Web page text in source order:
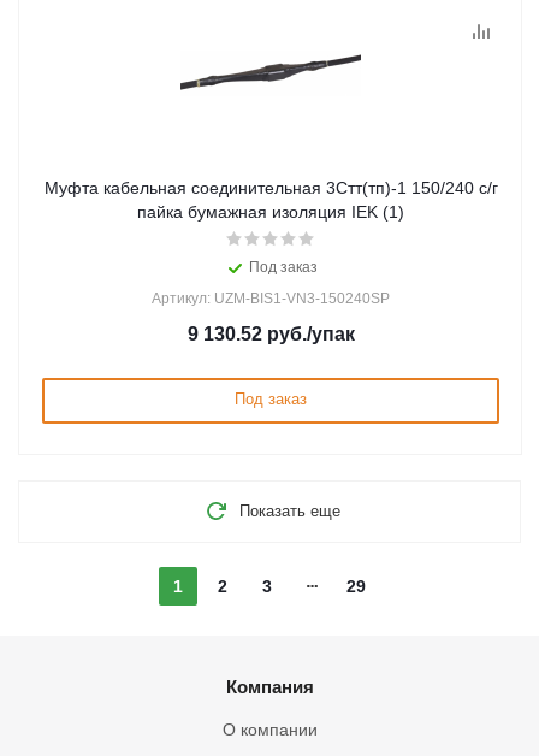
Муфта кабельная соединительная 3Стт(тп)-1 150/240 с/г
пайка бумажная изоляция IEK (1)
Под заказ
Артикул: UZM-BIS1-VN3-150240SP
9 130.52руб./упак
Под заказ
Показать еще
1 2 3 29
Компания
О компании